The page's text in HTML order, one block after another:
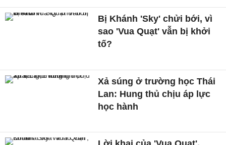
Bị Khánh 'Sky' chửi bới, vì
sao 'Vua Quạt' vẫn bị khởi
tố?
Xả súng ở trường học Thái
Lan: Hung thủ chịu áp lực
học hành